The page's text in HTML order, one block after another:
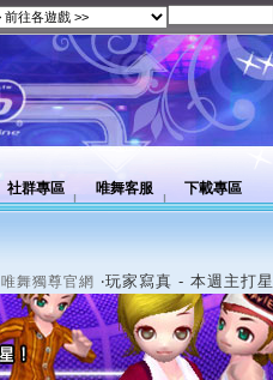
社群專區 唯舞客服 下載專區
唯舞獨尊官網 ‧玩家寫真 - 本週主打星